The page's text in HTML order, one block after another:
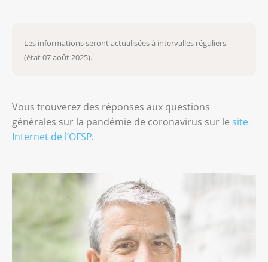
Les informations seront actualisées à intervalles réguliers
(état 07 août 2025).
Vous trouverez des réponses aux questions
générales sur la pandémie de coronavirus sur le site
Internet de l’OFSP.